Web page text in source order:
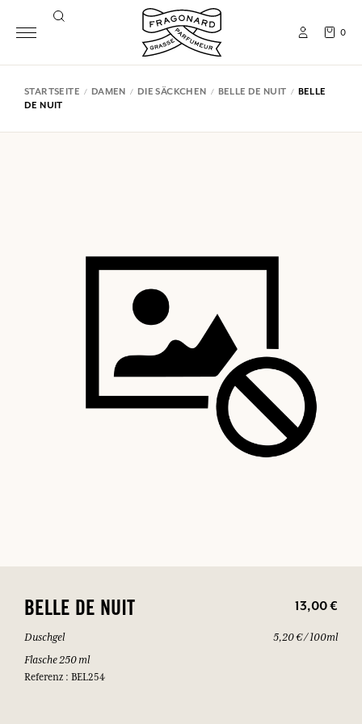
0
STARTSEITE DAMEN DIE SÄCKCHEN BELLE DE NUIT
BELLE
DE NUIT
BELLE DE NUIT 13,00 €
Duschgel
Flasche 250 ml
Referenz : BEL254
5,20 € / 100ml